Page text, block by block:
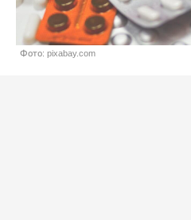
Фото: pixabay.com